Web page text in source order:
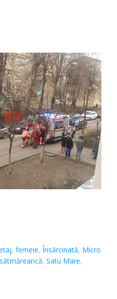
,femeie,Însărcinată, Micro
sătmăreancă,Satu Mare,